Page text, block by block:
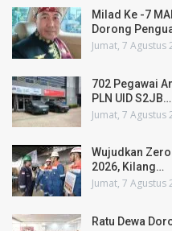
Milad Ke -7
Dorong
Jumat, 7 Agustus
702 Pegawai
PLN UID S2JB…
Jumat, 7 Agustus
Wujudkan Zero
2026, Kilang…
Jumat, 7 Agustus
Ratu Dewa